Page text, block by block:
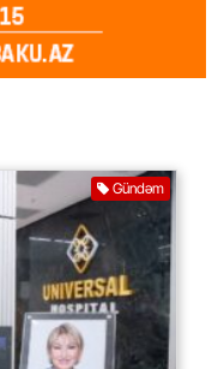
Gündəm